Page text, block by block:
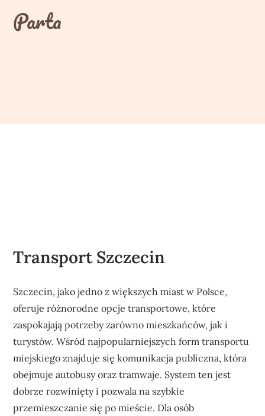
contentParta
Transport Szczecin
Szczecin, jako jedno z większych miast w Polsce,
oferuje różnorodne opcje transportowe, które
zaspokajają potrzeby zarówno mieszkańców, jak i
turystów. Wśród najpopularniejszych form transportu
miejskiego znajduje się komunikacja publiczna, która
obejmuje autobusy oraz tramwaje. System ten jest
dobrze rozwinięty i pozwala na szybkie
przemieszczanie się po mieście. Dla osób